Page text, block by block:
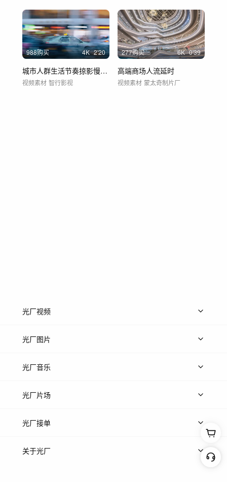
988购买 4K 2'20
城市人群生活节奏掠影慢门摄影王家卫影像
视频素材 智行影视
277购买 6K 0'39
高端商场人流延时
视频素材 蒙太奇制片厂
光厂视频
上传视频
光厂图片
上传图片
光厂音乐
热门音乐
光厂片场
上传案例
光厂接单
上架服务
关于光厂